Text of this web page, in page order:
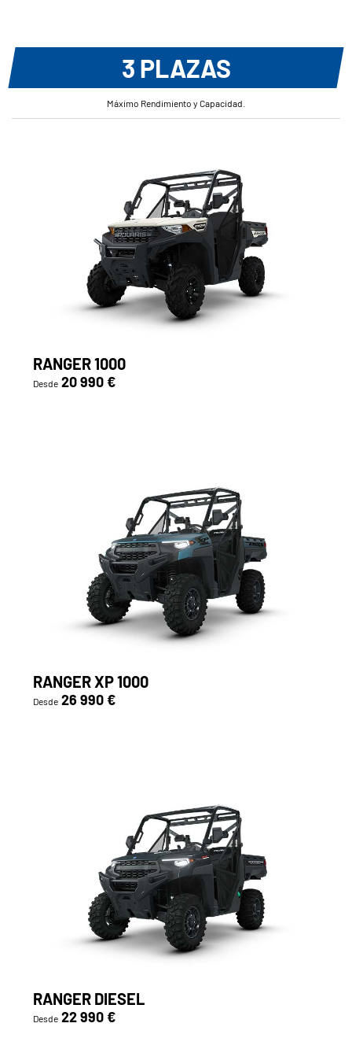
3 PLAZAS
Máximo Rendimiento y Capacidad.
RANGER 1000
Desde 20 990 €
RANGER XP 1000
Desde 26 990 €
RANGER DIESEL
Desde 22 990 €